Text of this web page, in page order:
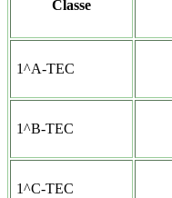
Classe
1^A-TEC
1^B-TEC
1^C-TEC